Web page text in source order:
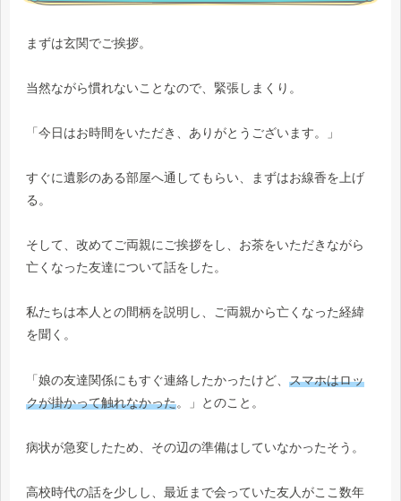
まずは玄関でご挨拶。
当然ながら慣れないことなので、緊張しまくり。
「今日はお時間をいただき、ありがとうございます。」
すぐに遺影のある部屋へ通してもらい、まずはお線香を上げ
る。
そして、改めてご両親にご挨拶をし、お茶をいただきながら
亡くなった友達について話をした。
私たちは本人との間柄を説明し、ご両親から亡くなった経緯
を聞く。
「娘の友達関係にもすぐ連絡したかったけど、 スマホはロッ
クが掛かって触れなかった。」とのこと。
病状が急変したため、その辺の準備はしていなかったそう。
高校時代の話を少しし、最近まで会っていた友人がここ数年